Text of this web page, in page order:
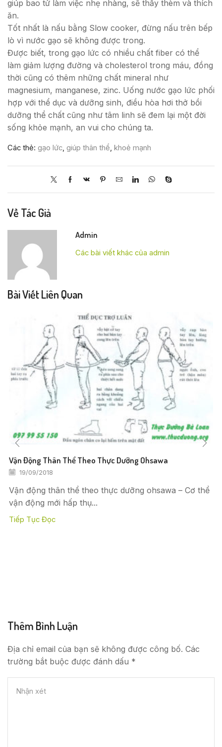
giúp bao tử làm việc nhẹ nhàng, sẽ thấy thèm và thích
ăn.
Tốt nhất là nấu bằng Slow cooker, đừng nấu trên bếp
lò vì nước gạo sẽ không được trong.
Được biết, trong gạo lức có nhiều chất fiber có thể
làm giảm lượng đường và cholesterol trong máu, đồng
thời cũng có thêm những chất mineral như
magnesium, manganese, zinc. Uống nước gạo lức phối
hợp với thể dục và dưỡng sinh, điều hòa hơi thở bồi
dưỡng thể chất cũng như tâm linh sẽ đem lại một đời
sống khỏe mạnh, an vui cho chúng ta.
Các thẻ: gạo lức, giúp thân thể, khoẻ mạnh
Về Tác Giả
Admin
Các bài viết khác của admin
Bài Viết Liên Quan
Vận Động Thân Thể Theo Thực Dưỡng Ohsawa
19/09/2018
Vận động thân thể theo thực dưỡng ohsawa – Cơ thể
vận động mới hấp thụ...
Tiếp Tục Đọc
Thêm Bình Luận
Địa chỉ email của bạn sẽ không được công bố. Các
trường bắt buộc được đánh dấu *